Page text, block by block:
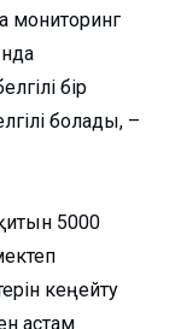
мониторинг
бір
болады, –
5000
кеңейту
астам